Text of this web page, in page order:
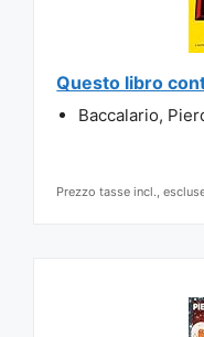
Questo libro
Baccalario,
Prezzo tasse incl.,